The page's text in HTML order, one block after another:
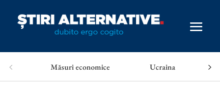
Măsuri economice Ucraina